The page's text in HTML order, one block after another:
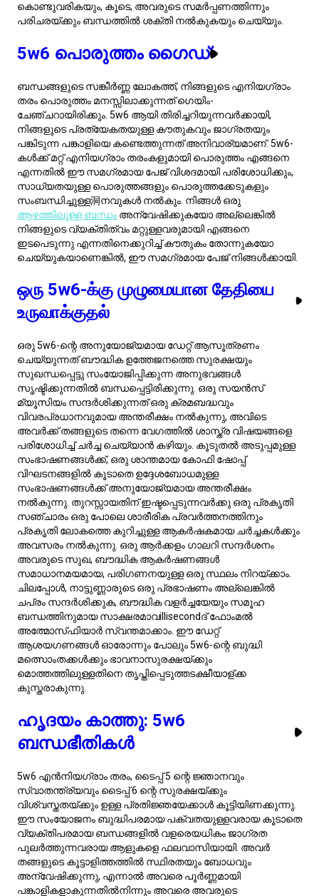
നിങ്ങളുടെ വ്യക്തിത്വം മറ്റുള്ളവരുമായി എങ്ങനെ
ഇടപെടുന്നു എന്നതിനെക്കുറിച്ച് കൗതുകം തോന്നുകയോ
ஒரு 5w6-க்கு முழுமையான தேதியை
உருவாக்குதல்
ഒരു 5w6-ന്റെ അനുയോജ്യമായ ഡേറ്റ് ആസൂത്രണം
ചെയ്യുന്നത് ബൗദ്ധിക ഉത്തേജനത്തെ സുരക്ഷയും
സുഖന്ധപ്പെട്ടു സംയോജിപ്പിക്കുന്ന അനുഭവങ്ങൾ
സൃഷ്ടിക്കുന്നതിൽ ബന്ധപ്പെട്ടിരിക്കുന്നു. ഒരു സയൻസ്
മ്യൂസിയം സന്ദർശിക്കുന്നത് ഒരു ക്രമബദ്ധവും
വിവരപ്രധാനവുമായ അന്തരീക്ഷം നൽകുന്നു, അവിടെ
അവർക്ക് തങ്ങളുടെ തന്നെ വേഗത്തിൽ ശാസ്ത്ര വിഷയങ്ങളെ
പരിശോധിച്ച് ചർച്ച ചെയ്യാൻ കഴിയും. കൂടുതൽ അടുപ്പമുള്ള
സംഭാഷണങ്ങൾക്ക്, ഒരു ശാന്തമായ കോഫി ഷോപ്പ്
വിഘടനങ്ങളിൽ കൂടാതെ ഉദ്ദേശബോധമുള്ള
സംഭാഷണങ്ങൾക്ക് അനുയോജ്യമായ അന്തരീക്ഷം
നൽകുന്നു. തുറസ്സായതിന് ഇഷ്ടപ്പെടുന്നവർക്കു ഒരു പ്രകൃതി
പ്രകൃതി ലോകത്തെ കുറിച്ചുള്ള ആകർഷകമായ ചർച്ചകള്‍ക്കും
അവസരം നൽകുന്നു. ഒരു ആർക്കളം ഗാലറി സന്ദർശനം
അവരുടെ സുഖ, ബൗദ്ധിക ആകർഷണങ്ങൾ
ചിലപ്പോൾ, നാട്ടുണ്ണാരുടെ ഒരു പ്രഭാഷണം അല്ലെങ്കിൽ
ചപ്രം സന്ദർശിക്കുക, ബൗദ്ധിക വളർച്ചയേയും സമൂഹ
ബന്ധത്തിനുമായ സാക്ഷരമാവillisecondദ് ഫോംമൽ
അത്മോസ്‌ഫിയാർ സ്വന്തമാക്കാം. ഈ ഡേറ്റ്
ആശയഗണങ്ങൾ ഓരോന്നും പോലും 5w6-ന്റെ ബുദ്ധി
മത്സൊംതക്കൾക്കും ഭാവനാസുരക്ഷയ്ക്കും
മൊത്തത്തിലുള്ളതിനെ തൃപ്തിപ്പെടുത്തടക്ഷീയാള്ക്ക
കുസ്തരാകുന്നു.
ഹൃദയം കാത്തു: 5w6
ബന്ധഭീതികൾ
5w6 എൻനിയഗ്രാം തരം, ടൈപ്പ് 5 ന്റെ ജ്ഞാനവും
സ്വാതന്ത്ര്യവും ടൈപ്പ് 6 ന്റെ സുരക്ഷയ്ക്കും
വിശ്വസ്തതയ്ക്കും ഉള്ള പ്രതിജ്ഞയേക്കാൾ കൂട്ടിയിണക്കുന്നു.
ഈ സംയോജനം ബുദ്ധിപരമായ പക്വതയുള്ളവരായ കൂടാതെ
വ്യക്തിപരമായ ബന്ധങ്ങളിൽ വളരെയധികം ജാഗ്രത
പുലർത്തുന്നവരായ ആളുകളെ ഫലവാസിയായി. അവർ
തങ്ങളുടെ കൂട്ടാളിത്തത്തിൽ സ്ഥിരതയും ബോധവും
അന്വേഷിക്കുന്നു, എന്നാൽ അവരെ പൂർണ്ണമായി
പങ്കാളികളാകുന്നതിൽനിന്നും അവരെ അവരുടെ
ബന്ധങ്ങളിൽ സുരക്ഷിതമാക്കുന്നതിനും തടയുന്ന
ഭയങ്ങളുണ്ടായിരിക്കും. 5w6-കൾ അനുഭവിക്കുന്ന
വ്യത്യസ്തമായ ഭയങ്ങളെ ഈ മാർഗ്ഗനിർദ്ദേശം വിശകലനം
ചെയ്ത്, ഈ ഭയങ്ങൾ പ്രണയത്തിലുളള സാഹചര്യങ്ങളിൽ
എങ്ങനെയാണു പ്രകടമാകുന്നത് തെളിയിക്കുകയും, കൂടുതൽ
അവയെ ഫലപ്രദമായി കുറയ്ക്കാനുള്ള നയങ്ങൾ
നൽകുകയും ചെയ്യുന്നു.
ടൈപ്പ് 5w6 എൻനിയാഗ്രാമുകളിൽ ബുദ്ധിപരമായ
കൗതുകവും സുരക്ഷാപ്രതയം നേടാനുള്ള ആകുലതയും
ഉൾചേർന്നിരിക്കുന്നു. അവരുടെ പകച്ച മുഖത്തിന്റെ
അടിയിലായി, അവജ്ഞയും തയ്യാറാകാത്തതും പേടിക്കുന്ന
ഒരു അന്തസ്സാഹചര്യത്തിനായുള്ള ആഗ്രഹം മൂടിക്കിടക്കുന്നു.
അവരുവാണി വിജ്ഞാനത്തിലേക്കുള്ള അന്വേഷനം
കാണിച്ചാൽ അതിൽ അവർ പൊതിയുന്നു,
സുരക്ഷിതമായിരിയ്ക്കാനുള്ള ആവശ്യം കണ്ടുപിടിക്കുന്നു.